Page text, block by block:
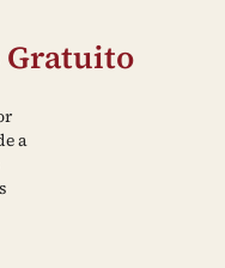
Gratuito
a